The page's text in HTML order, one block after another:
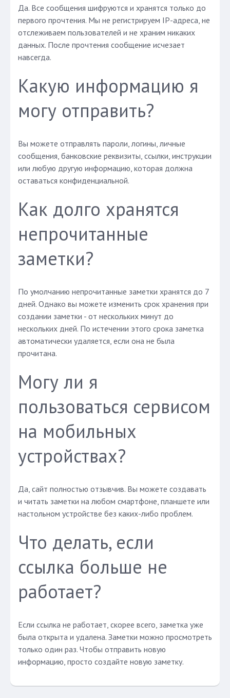
Да. Все сообщения шифруются и хранятся только до
первого прочтения. Мы не регистрируем IP-адреса, не
отслеживаем пользователей и не храним никаких
данных. После прочтения сообщение исчезает
навсегда.
Какую информацию я
могу отправить?
Вы можете отправлять пароли, логины, личные
сообщения, банковские реквизиты, ссылки, инструкции
или любую другую информацию, которая должна
оставаться конфиденциальной.
Как долго хранятся
непрочитанные
заметки?
По умолчанию непрочитанные заметки хранятся до 7
дней. Однако вы можете изменить срок хранения при
создании заметки - от нескольких минут до
нескольких дней. По истечении этого срока заметка
автоматически удаляется, если она не была
прочитана.
Могу ли я
пользоваться сервисом
на мобильных
устройствах?
Да, сайт полностью отзывчив. Вы можете создавать
и читать заметки на любом смартфоне, планшете или
настольном устройстве без каких-либо проблем.
Что делать, если
ссылка больше не
работает?
Если ссылка не работает, скорее всего, заметка уже
была открыта и удалена. Заметки можно просмотреть
только один раз. Чтобы отправить новую
информацию, просто создайте новую заметку.